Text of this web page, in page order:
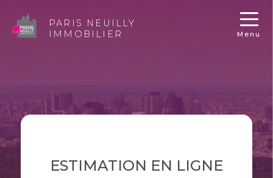
PARIS NEUILLY
IMMOBILIER
Menu
ESTIMATION EN LIGNE